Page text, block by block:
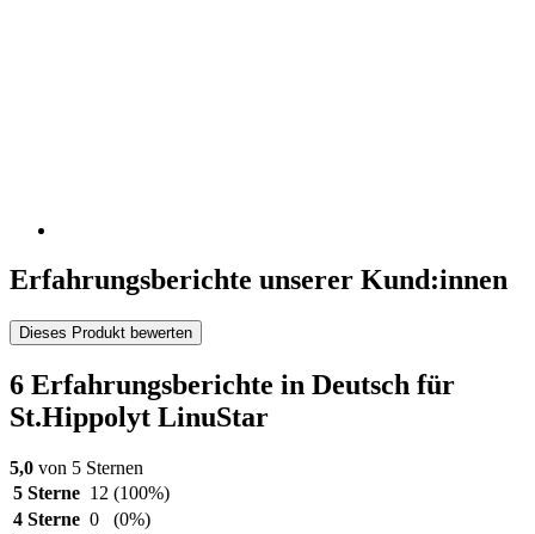
Erfahrungsberichte unserer Kund:innen
Dieses Produkt bewerten
6 Erfahrungsberichte in Deutsch für
St.Hippolyt LinuStar
5,0 von 5 Sternen
5 Sterne 12 (100%)
4 Sterne 0
(0%)